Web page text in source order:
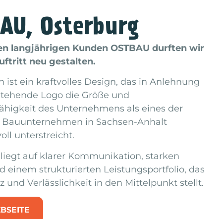
Osterburg
langjährigen Kunden OSTBAU durften wir
neu gestalten.
ist ein kraftvolles Design, das in Anlehnung
Logo die Größe und
des Unternehmens als eines der
in Sachsen-Anhalt
unterstreicht.
liegt auf klarer Kommunikation, starken
einem strukturierten Leistungsportfolio, das
und Verlässlichkeit in den Mittelpunkt stellt.